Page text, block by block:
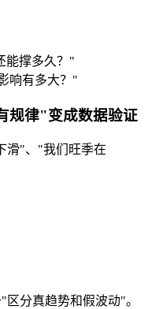
能撑多久？"
响有多大？"
律"变成数据验证
滑"、"我们旺季在
分真趋势和假波动"。